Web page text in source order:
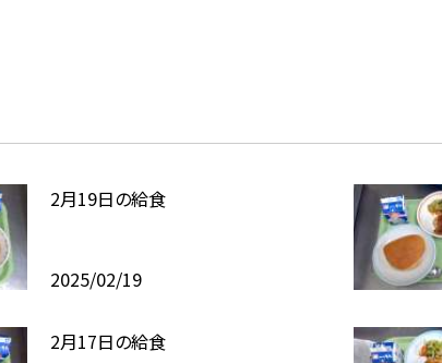
2月19日の給食
2025/02/19
2月17日の給食